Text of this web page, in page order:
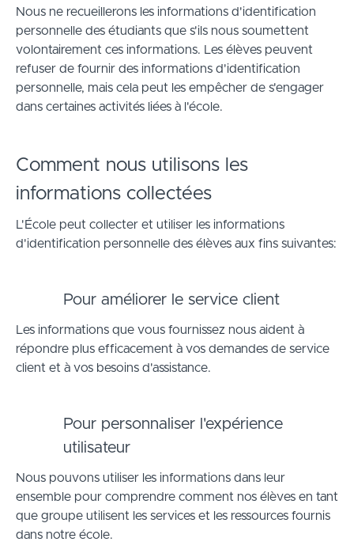
Nous ne recueillerons les informations d'identification
personnelle des étudiants que s'ils nous soumettent
volontairement ces informations. Les élèves peuvent
refuser de fournir des informations d'identification
personnelle, mais cela peut les empêcher de s'engager
dans certaines activités liées à l'école.
Comment nous utilisons les
informations collectées
L'École peut collecter et utiliser les informations
d'identification personnelle des élèves aux fins suivantes:
Pour améliorer le service client
Les informations que vous fournissez nous aident à
répondre plus efficacement à vos demandes de service
client et à vos besoins d'assistance.
Pour personnaliser l'expérience
utilisateur
Nous pouvons utiliser les informations dans leur
ensemble pour comprendre comment nos élèves en tant
que groupe utilisent les services et les ressources fournis
dans notre école.